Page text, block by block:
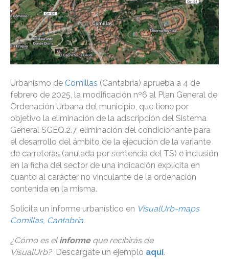
Urbanismo de Comillas (Cantabria) aprueba a 4 de
febrero de 2025, la modificación nº6 al Plan General de
Ordenación Urbana del municipio, que tiene por
objetivo la eliminación de la adscripción del Sistema
General SGEQ.2.7, eliminación del condicionante para
el desarrollo del ámbito de la ejecución de la variante
de carreteras (anulada por sentencia del TS) e inclusión
en la ficha del sector de una indicación explícita en
cuanto al carácter no vinculante de la ordenación
contenida en la misma.
Solicita un informe urbanístico en VisualUrb-maps
Comillas, Cantabria.
¿Cómo es el informe que recibirás de
VisualUrb?Descárgate un ejemplo aquí.